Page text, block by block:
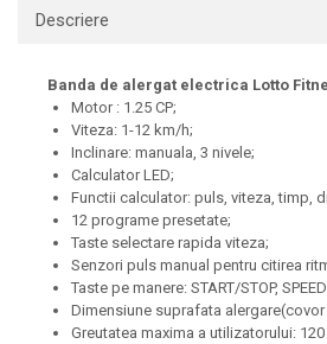
Descriere
Banda de alergat electrica Lotto
Motor : 1.25 CP;
Viteza: 1-12 km/h;
Inclinare: manuala, 3 nivele;
Calculator LED;
Functii calculator: puls, viteza, timp,
12 programe presetate;
Taste selectare rapida viteza;
Senzori puls manual pentru citirea
Taste pe manere: START/STOP,
Dimensiune suprafata
Greutatea maxima a utilizatorului: